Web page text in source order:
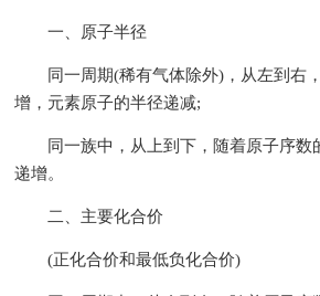
一、原子半径
同一周期(稀有气体除外)，从左到右
增，元素原子的半径递减;
同一族中，从上到下，随着原子序数
递增。
二、主要化合价
(正化合价和最低负化合价)